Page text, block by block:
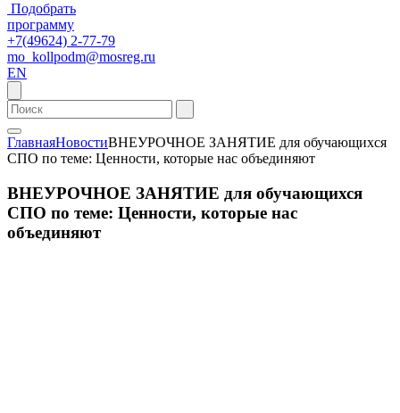
Подобрать
программу
+7(49624) 2-77-79
mo_kollpodm@mosreg.ru
EN
ГлавнаяНовостиВНЕУРОЧНОЕ ЗАНЯТИЕ для обучающихся
СПО по теме: Ценности, которые нас объединяют
ВНЕУРОЧНОЕ ЗАНЯТИЕ для обучающихся
СПО по теме: Ценности, которые нас
объединяют